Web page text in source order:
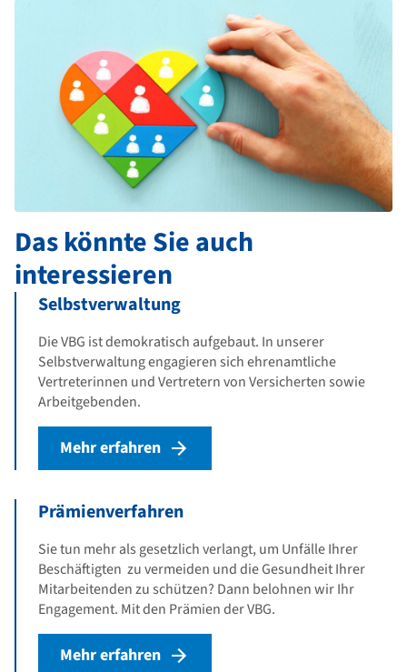
Das könnte Sie auch
interessieren
Selbstverwaltung
Die VBG ist demokratisch aufgebaut. In unserer
Selbstverwaltung engagieren sich ehrenamtliche
Vertreterinnen und Vertretern von Versicherten sowie
Arbeitgebenden.
Mehr erfahren
Prämienverfahren
Sie tun mehr als gesetzlich verlangt, um Unfälle Ihrer
Beschäftigten zu vermeiden und die Gesundheit Ihrer
Mitarbeitenden zu schützen? Dann belohnen wir Ihr
Engagement. Mit den Prämien der VBG.
Mehr erfahren